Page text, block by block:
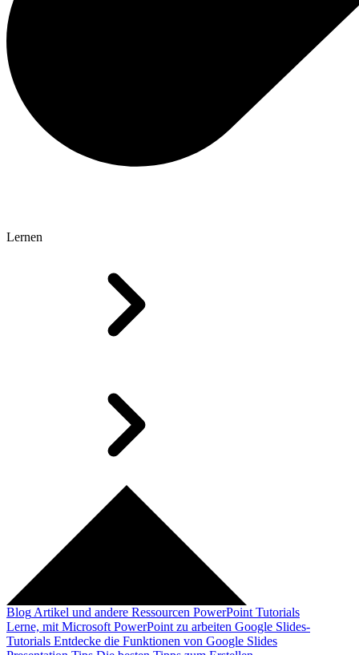
Lernen
Blog Artikel und andere Ressourcen PowerPoint Tutorials
Lerne, mit Microsoft PowerPoint zu arbeiten Google Slides-
Tutorials Entdecke die Funktionen von Google Slides